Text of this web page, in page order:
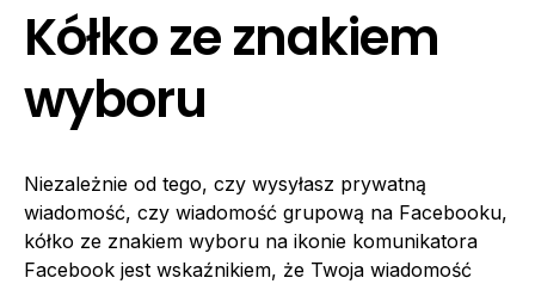
Kółko ze znakiem
wyboru
Niezależnie od tego, czy wysyłasz prywatną
wiadomość, czy wiadomość grupową na Facebooku,
kółko ze znakiem wyboru na ikonie komunikatora
Facebook jest wskaźnikiem, że Twoja wiadomość